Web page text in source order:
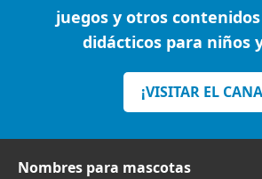
juegos y otros
didácticos para niños
¡VISITAR EL
Nombres para mascotas